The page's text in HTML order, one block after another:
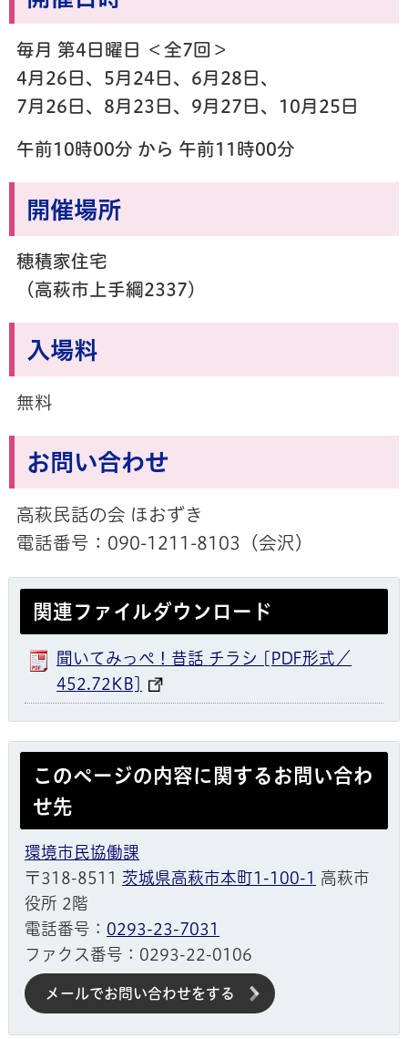
毎月 第4日曜日 ＜全7回＞
4月26日、5月24日、6月28日、
7月26日、8月23日、9月27日、10月25日
午前10時00分 から 午前11時00分
開催場所
穂積家住宅
（高萩市上手綱2337）
入場料
無料
お問い合わせ
高萩民話の会 ほおずき
電話番号：090-1211-8103（会沢）
関連ファイルダウンロード
聞いてみっぺ！昔話 チラシ [PDF形式／
452.72KB]
このページの内容に関するお問い合わ
せ先
環境市民協働課
〒318-8511 茨城県高萩市本町1-100-1 高萩市
役所 2階
電話番号： 0293-23-7031
ファクス番号：0293-22-0106
メールでお問い合わせをする